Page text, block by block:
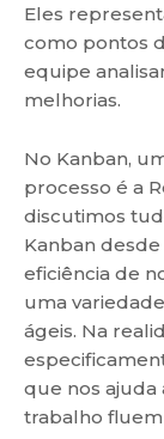
Eles
como pontos
equipe
melhorias.
No Kanban,
processo é a
discutimos
Kanban
eficiência de
uma
ágeis. Na
que nos ajuda
trabalho